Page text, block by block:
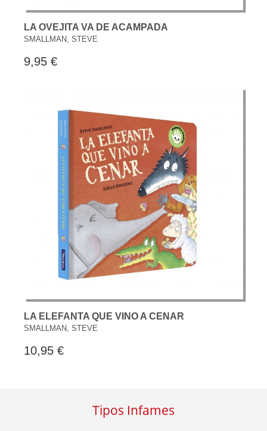
LA OVEJITA VA DE ACAMPADA
SMALLMAN, STEVE
9,95 €
LA ELEFANTA QUE VINO A CENAR
SMALLMAN, STEVE
10,95 €
Tipos Infames